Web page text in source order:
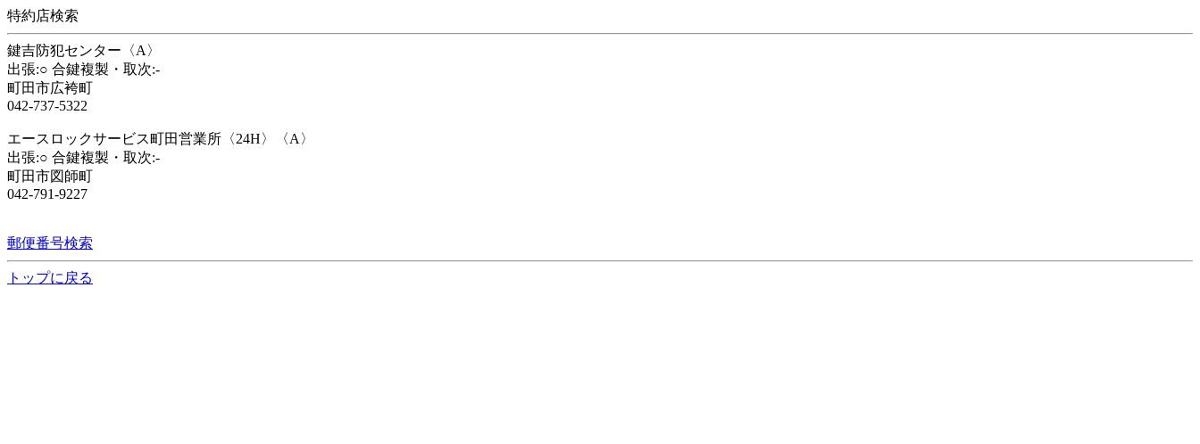
特約店検索
鍵吉防犯センター〈A〉
出張:○ 合鍵複製・取次:-
町田市広袴町
042-737-5322
エースロックサービス町田営業所〈24H〉〈A〉
出張:○ 合鍵複製・取次:-
町田市図師町
042-791-9227
郵便番号検索
トップに戻る